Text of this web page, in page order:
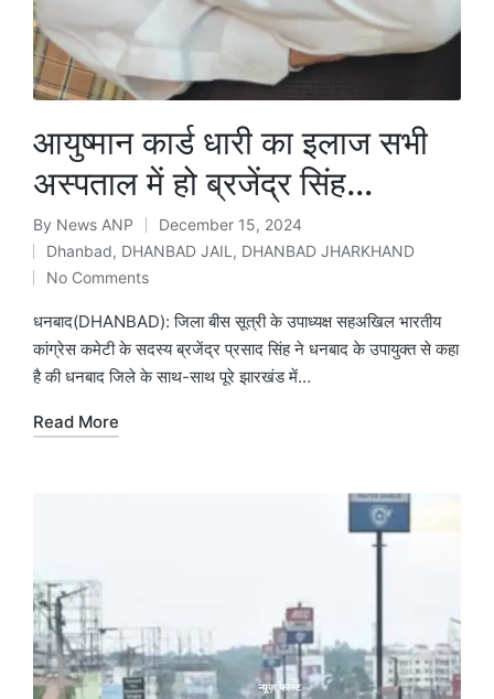
आयुष्मान कार्ड धारी का इलाज सभी
अस्पताल में हो ब्रजेंद्र सिंह…
Posted
by
By News ANP December 15, 2024
Posted
in
Dhanbad, DHANBAD JAIL , DHANBAD JHARKHAND
No Comments
धनबाद(DHANBAD): जिला बीस सूत्री के उपाध्यक्ष सहअखिल भारतीय
कांग्रेस कमेटी के सदस्य ब्रजेंद्र प्रसाद सिंह ने धनबाद के उपायुक्त से कहा
है की धनबाद जिले के साथ-साथ पूरे झारखंड में…
Read More